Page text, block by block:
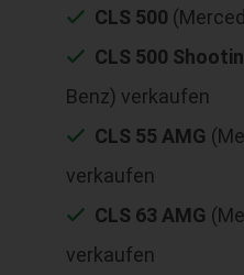
CLS 500
CLS 500
Benz) verkaufen
CLS 55 AMG
verkaufen
CLS 63 AMG
verkaufen